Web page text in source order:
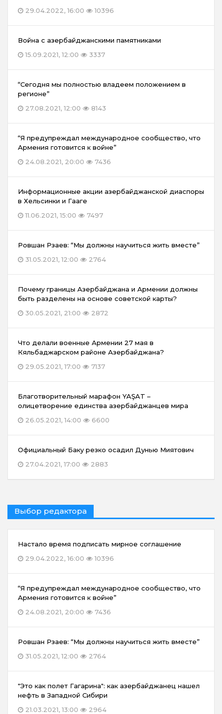
29.04.2022, 16:00 10396
Война с азербайджанскими памятниками
15.09.2021, 12:00
3337
“Сегодня мы полностью владеем положением в
регионе”
27.08.2021, 12:00
8143
“Я предупреждал международное сообщество, что
Армения готовится к войне”
24.08.2021, 20:00
7436
Информационные акции азербайджанской диаспоры
в Хельсинки и Гааге
11.06.2021, 15:00
7497
Ровшан Рзаев: “Мы должны научиться жить вместе”
31.05.2021, 12:00
2764
Почему границы Азербайджана и Армении должны
быть разделены на основе советской карты?
30.05.2021, 21:00
2872
Что делали военные Армении 27 мая в
Кяльбаджарском районе Азербайджана?
29.05.2021, 17:00
7137
Благотворительный марафон YAŞAT –
олицетворение единства азербайджанцев мира
26.05.2021, 14:00
6600
Официальный Баку резко осадил Дунью Миятович
27.04.2021, 17:00
2883
Выбор редактора
Настало время подписать мирное соглашение
29.04.2022, 16:00
10396
“Я предупреждал международное сообщество, что
Армения готовится к войне”
24.08.2021, 20:00
7436
Ровшан Рзаев: “Мы должны научиться жить вместе”
31.05.2021, 12:00
2764
"Это как полет Гагарина": как азербайджанец нашел
нефть в Западной Сибири
21.03.2021, 13:00
2964